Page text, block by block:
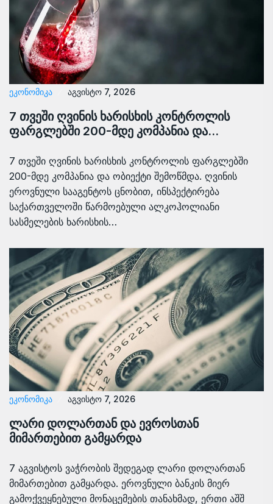
ᲔᲙᲝᲜᲝᲛᲘᲙᲐ აგვისტო 7, 2026
7 თვეში ღვინის ხარისხის კონტროლის
ფარგლებში 200-მდე კომპანია და…
7 თვეში ღვინის ხარისხის კონტროლის ფარგლებში
200-მდე კომპანია და ობიექტი შემოწმდა. ღვინის
ეროვნული სააგენტოს ცნობით, ინსპექტირება
საქართველოში წარმოებული ალკოჰოლიანი
სასმელების ხარისხის…
ᲔᲙᲝᲜᲝᲛᲘᲙᲐ აგვისტო 7, 2026
ლარი დოლართან და ევროსთან
მიმართებით გამყარდა
7 აგვისტოს ვაჭრობის შედეგად ლარი დოლართან
მიმართებით გამყარდა. ეროვნული ბანკის მიერ
გამოქვეყნებული მონაცემების თანახმად, ერთი აშშ